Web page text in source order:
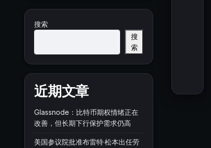
搜索
搜
索
近期文章
Glassnode：比特币期权情绪正在
改善，但长期下行保护需求仍高
美国参议院批准布雷特·松本出任劳